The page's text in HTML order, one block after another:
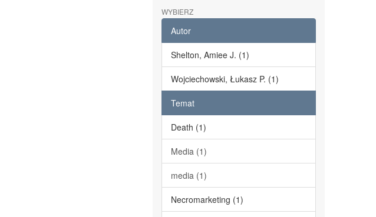
WYBIERZ
Autor
Shelton, Amiee J. (1)
Wojciechowski, Łukasz P. (1)
Temat
Death (1)
Media (1)
media (1)
Necromarketing (1)